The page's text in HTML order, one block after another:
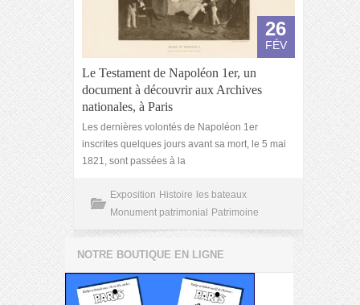
26
FÉV
Le Testament de Napoléon 1er, un
document à découvrir aux Archives
nationales, à Paris
Les dernières volontés de Napoléon 1er
inscrites quelques jours avant sa mort, le 5 mai
1821, sont passées à la
Exposition Histoire les bateaux
Monument patrimonial
Patrimoine
NOTRE BOUTIQUE EN LIGNE